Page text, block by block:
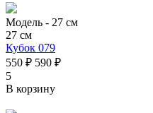
Модель - 27 см
27 см
Кубок 079
550 ₽ 590 ₽
5
В корзину